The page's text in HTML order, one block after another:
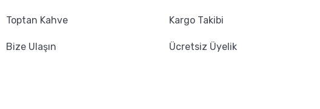
Toptan Kahve
Bize Ulaşın
Kargo Takibi
Ücretsiz Üyelik